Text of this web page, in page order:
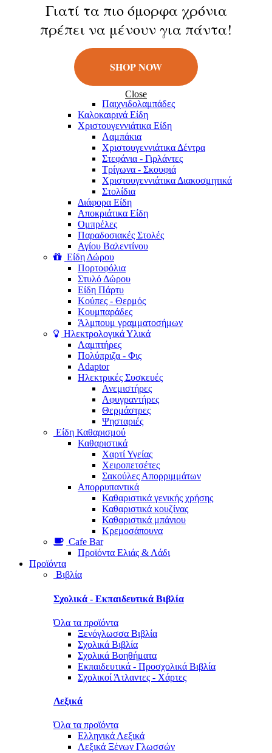
Κούκλες
Φιγούρες
Παιχνίδια Εξωτερικού Χώρου
Μπάλες
Πατίνια
Εποχιακά Είδη
Πασχαλινά Είδη
Λαμπάδες
Παιχνιδολαμπάδες
Καλοκαιρινά Eίδη
Χριστουγεννιάτικα Είδη
Λαμπάκια
Χριστουγεννιάτικα Δέντρα
Στεφάνια - Γιρλάντες
Τρίγωνα - Σκουφιά
Χριστουγεννιάτικα Διακοσμητικά
Στολίδια
Διάφορα Είδη
Αποκριάτικα Είδη
Ομπρέλες
Παραδοσιακές Στολές
Αγίου Βαλεντίνου
Είδη Δώρου
Πορτοφόλια
Στυλό Δώρου
Είδη Πάρτυ
Κούπες - Θερμός
Κουμπαράδες
Άλμπουμ γραμματοσήμων
Ηλεκτρολογικά Υλικά
Λαμπτήρες
Πολύπριζα - Φις
Adaptor
Ηλεκτρικές Συσκευές
Ανεμιστήρες
Αφυγραντήρες
Θερμάστρες
Ψησταριές
Είδη Καθαρισμού
Καθαριστικά
Χαρτί Υγείας
Χειροπετσέτες
Σακούλες Απορριμμάτων
Απορρυπαντικά
Καθαριστικά γενικής χρήσης
Καθαριστικά κουζίνας
Καθαριστικά μπάνιου
Κρεμοσάπουνα
Cafe Bar
Προϊόντα Ελιάς & Λάδι
Προϊόντα
Βιβλία
Σχολικά - Εκπαιδευτικά Βιβλία
Όλα τα προϊόντα
Ξενόγλωσσα Βιβλία
Σχολικά Βιβλία
Σχολικά Βοηθήματα
Εκπαιδευτικά - Προσχολικά Βιβλία
Σχολικοί Άτλαντες - Χάρτες
Λεξικά
Όλα τα προϊόντα
Ελληνικά Λεξικά
Λεξικά Ξένων Γλωσσών
Γιατί τα πιο όμορφα χρόνια
πρέπει να μένουν για πάντα!
SHOP NOW
Close